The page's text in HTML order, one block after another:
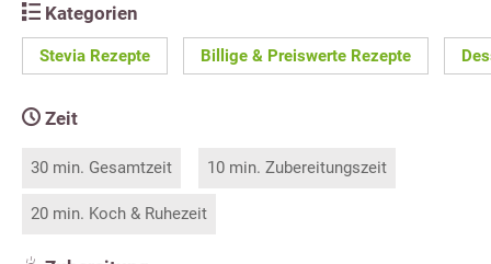
Kategorien
Stevia Rezepte Billige & Preiswerte Rezepte
Zeit
30 min. Gesamtzeit 10 min. Zubereitungszeit
20 min. Koch & Ruhezeit